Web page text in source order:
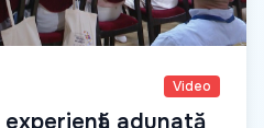
Video
adunată